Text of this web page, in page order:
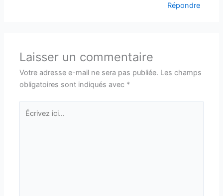
Répondre
Laisser un commentaire
Votre adresse e-mail ne sera pas publiée. Les champs
obligatoires sont indiqués avec *
Écrivez
ici…